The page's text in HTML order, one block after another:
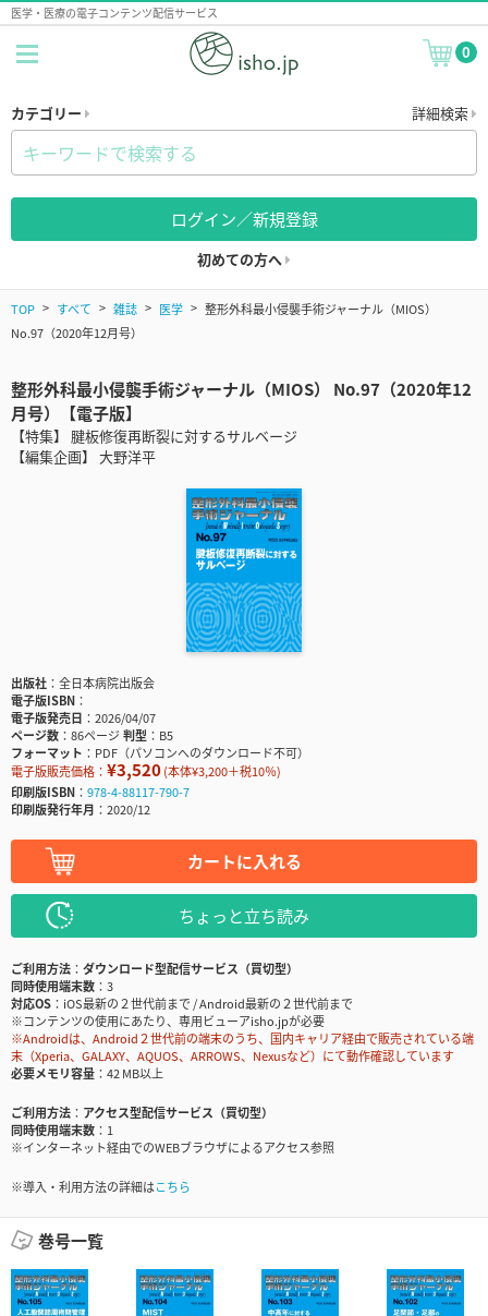
医学・医療の電子コンテンツ配信サービス
0
カテゴリー 詳細検索
ログイン／新規登録
初めての方へ
TOP すべて 雑誌 医学
整形外科最小侵襲手術ジャーナル（MIOS）
No.97（2020年12月号）
整形外科最小侵襲手術ジャーナル（MIOS） No.97（2020年12
月号）【電子版】
【特集】 腱板修復再断裂に対するサルベージ
【編集企画】 大野洋平
出版社
全日本病院出版会
電子版ISBN
電子版発売日
2026/04/07
ページ数
86ページ判型
B5
フォーマット
PDF（パソコンへのダウンロード不可）
電子版販売価格： ¥3,520(本体¥3,200＋税10％)
印刷版ISBN
978-4-88117-790-7
印刷版発行年月
2020/12
カートに入れる
ちょっと立ち読み
ご利用方法
ダウンロード型配信サービス（買切型）
同時使用端末数
3
対応OS
iOS最新の２世代前まで / Android最新の２世代前まで
※コンテンツの使用にあたり、専用ビューアisho.jpが必要
※Androidは、Android２世代前の端末のうち、国内キャリア経由で販売されている端
末（Xperia、GALAXY、AQUOS、ARROWS、Nexusなど）にて動作確認しています
必要メモリ容量
42 MB以上
ご利用方法
アクセス型配信サービス（買切型）
同時使用端末数
1
※インターネット経由でのWEBブラウザによるアクセス参照
※導入・利用方法の詳細はこちら
巻号一覧